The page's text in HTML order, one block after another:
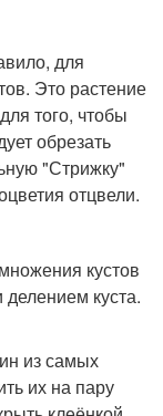
для
Это растение
того, чтобы
обрезать
"Стрижку"
отцвели.
кустов
куста.
из самых
их на пару